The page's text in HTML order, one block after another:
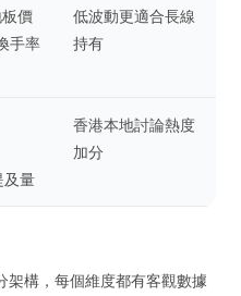
價
手率
低波動更適合長線
持有
量
香港本地討論熱度
加分
架構，每個維度都有客觀數據